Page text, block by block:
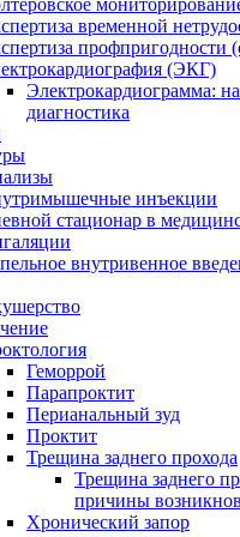
временной
профпригодности
(ЭКГ)
Электрокардиограмма:
диагностика
инъекции
стационар в
внутривенное
Геморрой
Парапроктит
Перианальный зуд
Проктит
Трещина заднего прохода
Трещина заднего
причины
Хронический запор